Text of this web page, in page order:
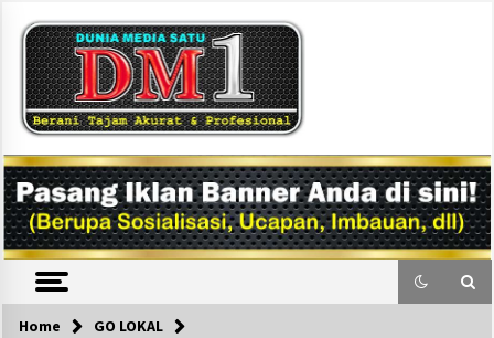
content
DM1
Home GO LOKAL